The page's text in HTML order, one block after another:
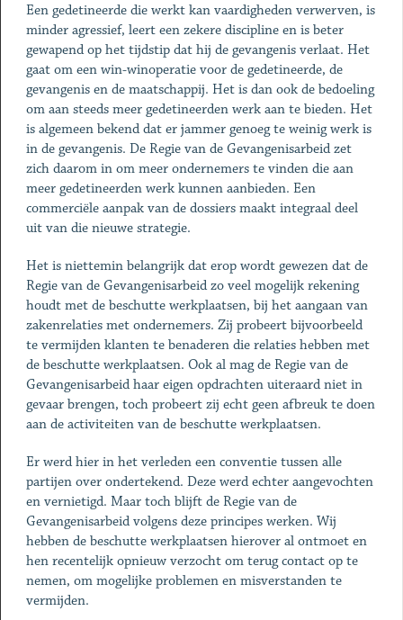
Een gedetineerde die werkt kan vaardigheden verwerven, is
minder agressief, leert een zekere discipline en is beter
gewapend op het tijdstip dat hij de gevangenis verlaat. Het
gaat om een win-winoperatie voor de gedetineerde, de
gevangenis en de maatschappij. Het is dan ook de bedoeling
om aan steeds meer gedetineerden werk aan te bieden. Het
is algemeen bekend dat er jammer genoeg te weinig werk is
in de gevangenis. De Regie van de Gevangenisarbeid zet
zich daarom in om meer ondernemers te vinden die aan
meer gedetineerden werk kunnen aanbieden. Een
commerciële aanpak van de dossiers maakt integraal deel
uit van die nieuwe strategie.
Het is niettemin belangrijk dat erop wordt gewezen dat de
Regie van de Gevangenisarbeid zo veel mogelijk rekening
houdt met de beschutte werkplaatsen, bij het aangaan van
zakenrelaties met ondernemers. Zij probeert bijvoorbeeld
te vermijden klanten te benaderen die relaties hebben met
de beschutte werkplaatsen. Ook al mag de Regie van de
Gevangenisarbeid haar eigen opdrachten uiteraard niet in
gevaar brengen, toch probeert zij echt geen afbreuk te doen
aan de activiteiten van de beschutte werkplaatsen.
Er werd hier in het verleden een conventie tussen alle
partijen over ondertekend. Deze werd echter aangevochten
en vernietigd. Maar toch blijft de Regie van de
Gevangenisarbeid volgens deze principes werken. Wij
hebben de beschutte werkplaatsen hierover al ontmoet en
hen recentelijk opnieuw verzocht om terug contact op te
nemen, om mogelijke problemen en misverstanden te
vermijden.